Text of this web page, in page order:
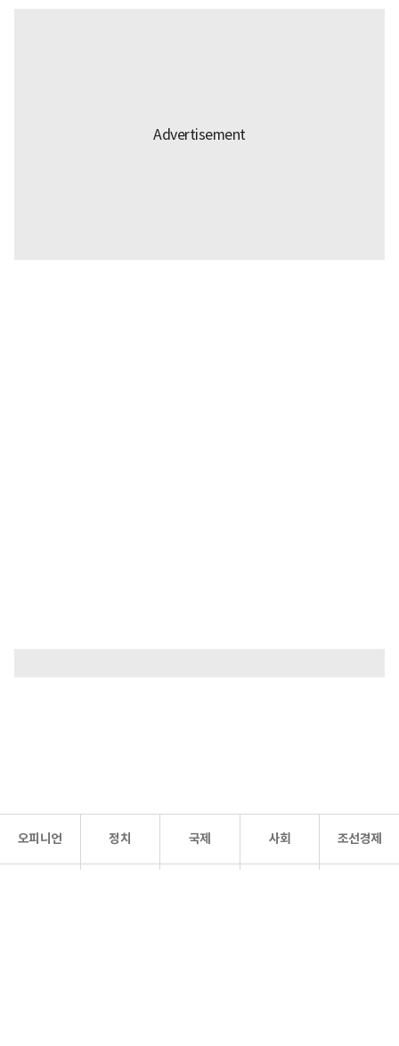
오피니언 정치 국제 사회 조선경제